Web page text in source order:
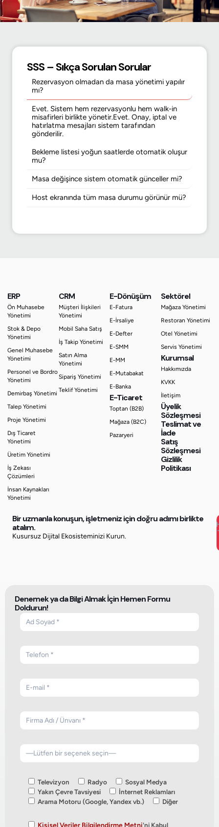
SSS – Sıkça Sorulan Sorular
Rezervasyon olmadan da masa yönetimi yapılır
mı?
Evet. Sistem hem rezervasyonlu hem walk-in
misafirleri birlikte yönetir.Evet. Onay, iptal ve
hatırlatma mesajları sistem tarafından
gönderilir.
Bekleme listesi yoğun saatlerde otomatik oluşur
mu?
Masa değişince sistem otomatik günceller mi?
Host ekranında tüm masa durumu görünür mü?
ERP
Ön Muhasebe
Yönetimi
Stok & Depo
Yönetimi
Genel Muhasebe
Yönetimi
Personel ve Bordro
Yönetimi
Demirbaş Yönetimi
Talep Yönetimi
Proje Yönetimi
Dış Ticaret
Yönetimi
Üretim Yönetimi
İş Zekası
Çözümleri
İnsan Kaynakları
Yönetimi
CRM
Müşteri İlişkileri
Yönetimi
Mobil Saha Satış
İş Takip Yönetimi
Satın Alma
Yönetimi
Sipariş Yönetimi
Teklif Yönetimi
E-Dönüşüm
E-Fatura
E-İrsaliye
E-Defter
E-SMM
E-MM
E-Mutabakat
E-Banka
E-Ticaret
Toptan (B2B)
Mağaza (B2C)
Pazaryeri
Sektörel
Mağaza Yönetimi
Restoran Yönetimi
Otel Yönetimi
Servis Yönetimi
Kurumsal
Hakkımızda
KVKK
İletişim
Üyelik
Sözleşmesi
Teslimat ve
İade
Satış
Sözleşmesi
Gizlilik
Politikası
Bir uzmanla konuşun, işletmeniz için doğru adımı birlikte
atalım.
Kusursuz Dijital Ekosisteminizi Kurun.
Denemek ya da Bilgi Almak İçin Hemen Formu
Doldurun!
Televizyon Radyo
Sosyal Medya
Yakın Çevre Tavsiyesi
İnternet Reklamları
Arama Motoru (Google, Yandex vb.)
Diğer
Kişisel Veriler Bilgilendirme Metni'ni Kabul